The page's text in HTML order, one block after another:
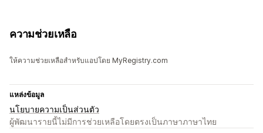
ความช่วยเหลือ
ให้ความช่วยเหลือสำหรับแอปโดย MyRegistry.com
แหล่งข้อมูล
นโยบายความเป็นส่วนตัว
ผู้พัฒนารายนี้ไม่มีการช่วยเหลือโดยตรงเป็นภาษาภาษาไทย